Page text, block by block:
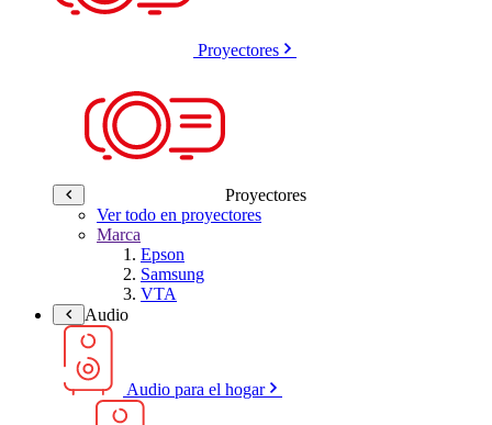
Proyectores
Proyectores
Ver todo en proyectores
Marca
Epson
Samsung
VTA
Audio
Audio para el hogar